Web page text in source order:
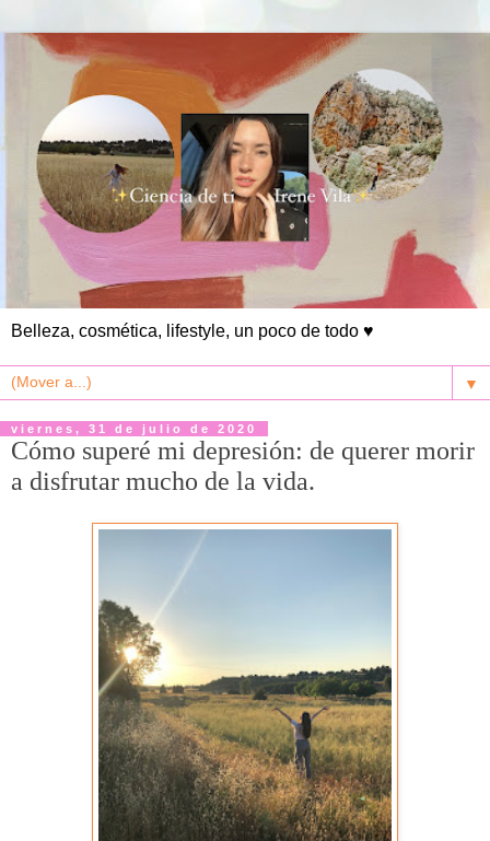
Belleza, cosmética, lifestyle, un poco de todo ♥
▼
viernes, 31 de julio de 2020
Cómo superé mi depresión: de querer morir
a disfrutar mucho de la vida.